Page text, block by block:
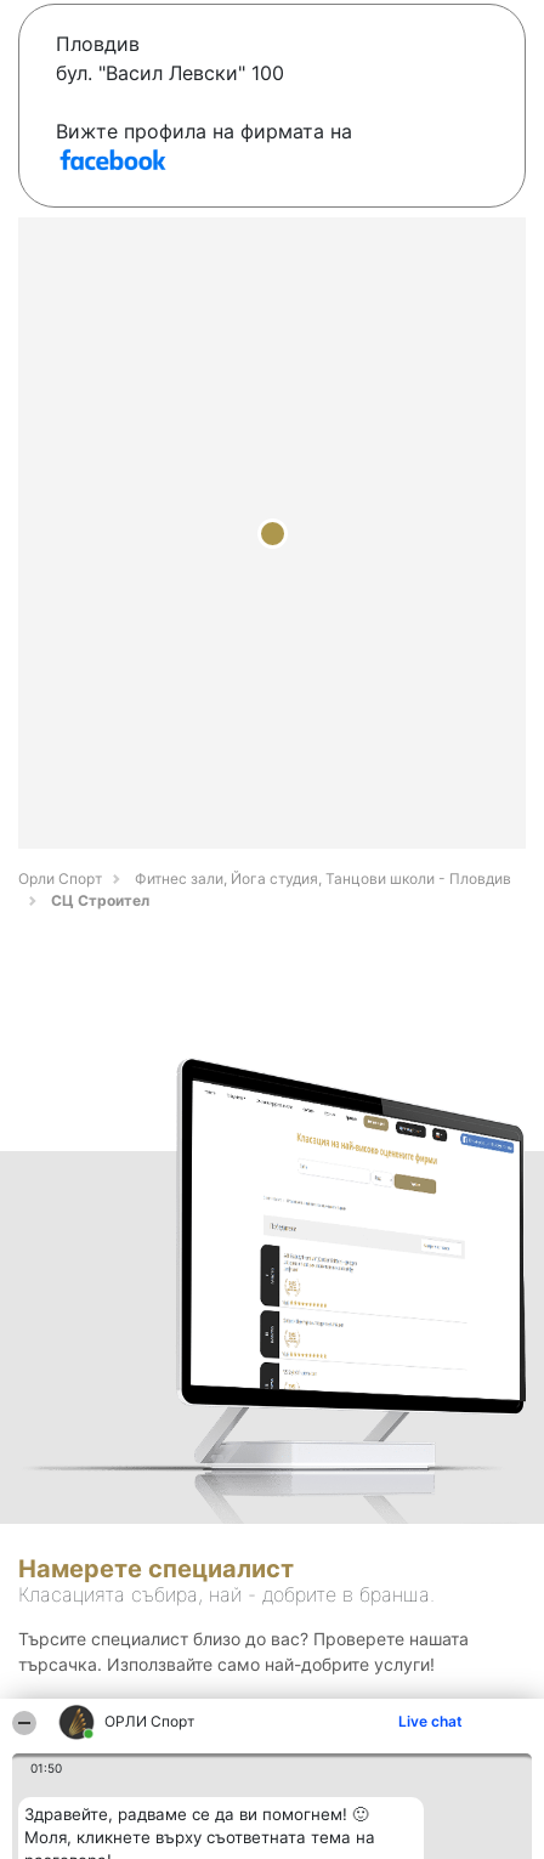
ОРЛИ Спорт Live chat
01:50
Здравейте, радваме се да ви помогнем! 🙂
Моля, кликнете върху съответната тема на
Пловдив
бул. "Васил Левски" 100
Вижте профила на фирмата на
Орли Спорт
Фитнес зали, Йога студия, Танцови школи - Пловдив
СЦ Строител
Намерете специалист
Класацията събира, най - добрите в бранша.
Търсите специалист близо до вас? Проверете нашата
търсачка. Използвайте само най-добрите услуги!